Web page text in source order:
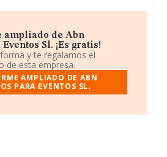
ampliado de Abn
Sl. ¡Es gratis!
y te regalamos el
de esta empresa.
AMPLIADO DE ABN
PARA EVENTOS SL.